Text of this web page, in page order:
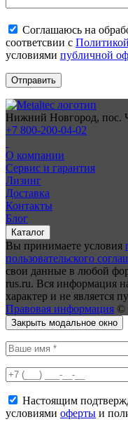
Соглашаюсь на
соответсвии с
условиями публичной
Нижний Новгород, пос.
+7 800-200-04-02
О компании
Сервис и гарантия
Лизинг
Доставка
Контакты
Блог
Каталог
Вы принимаете условия
пользовательского
свои данные в любой
rus.ru. Вся информация
характер и не является
Правовая информация ©
Закрыть модальное окно
Настоящим
условиями оферты и